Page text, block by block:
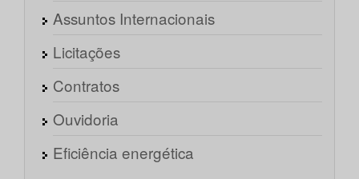
Assuntos Internacionais
Licitações
Contratos
Ouvidoria
Eficiência energética